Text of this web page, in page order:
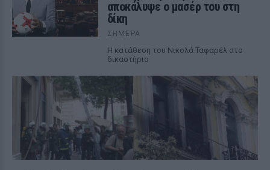
αποκάλυψε ο μασέρ του στη
δίκη
ΣΉΜΕΡΑ
Η κατάθεση του Νικολά Ταφαρέλ στο
δικαστήριο